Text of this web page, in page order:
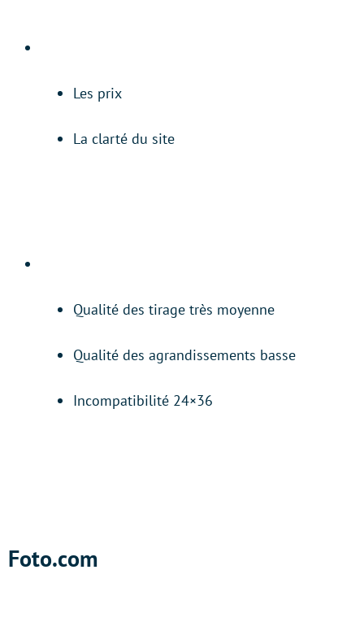
Les prix
La clarté du site
Qualité des tirage très moyenne
Qualité des agrandissements basse
Incompatibilité 24×36
Foto.com